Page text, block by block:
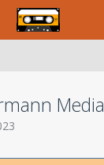
Media